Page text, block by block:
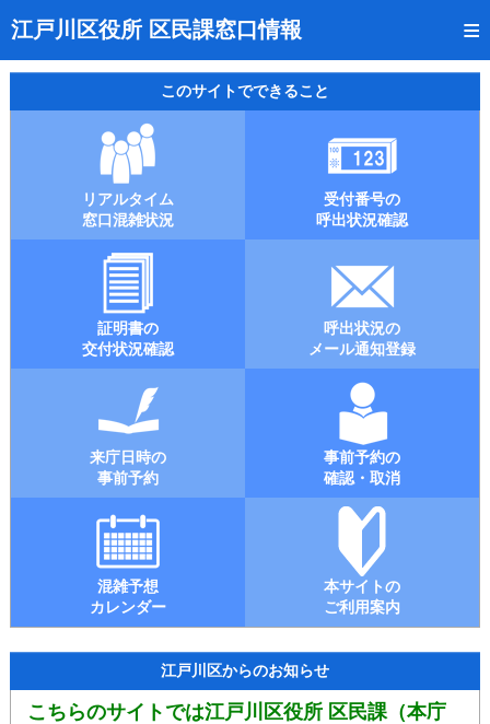
江戸川区役所 区民課窓口情報
トップページ
リアルタイム窓口混雑状況
受付番号の呼出状況確認
証明書の交付状況確認
呼出状況のメール通知登録
来庁日時の事前予約
事前予約の確認・取消
混雑予想カレンダー
本サイトのご利用案内
このサイトでできること
リアルタイム
窓口混雑状況
受付番号の
呼出状況確認
証明書の
交付状況確認
呼出状況の
メール通知登録
来庁日時の
事前予約
事前予約の
確認・取消
混雑予想
カレンダー
本サイトの
ご利用案内
江戸川区からのお知らせ
こちらのサイトでは江戸川区役所 区民課（本庁